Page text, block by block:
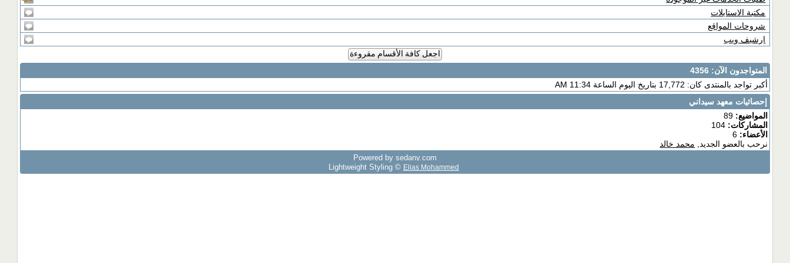
مكتبة الاستايلات
شروحات المواقع
ارشيف ويب
اجعل كافة الأقسام مقروءة
المتواجدون الآن: 4356
أكبر تواجد بالمنتدى كان: 17,772 بتاريخ اليوم الساعة 11:34 AM
إحصائيات معهد سيداني
المواضيع:
المشاركات:
الأعضاء:
نرحب بالعضو الجديد, محمد خالد
Powered by sedany.com
Lightweight Styling © Elias Mohammed